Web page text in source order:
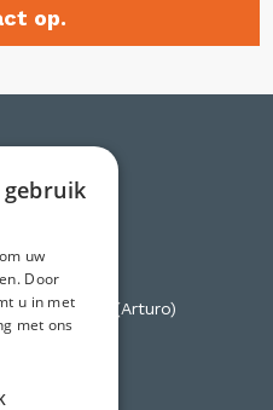
op.
Uzin Utz (Arturo)
uw
Door
u in met
met ons